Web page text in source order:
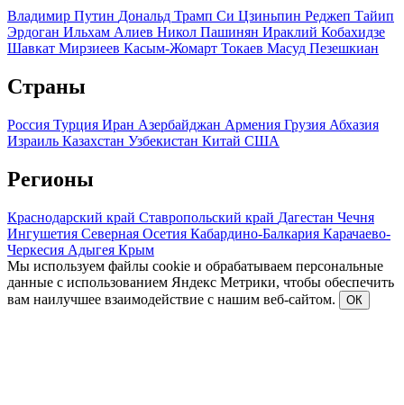
Владимир Путин Дональд Трамп Си Цзиньпин Реджеп Тайип
Эрдоган Ильхам Алиев Никол Пашинян Ираклий Кобахидзе
Шавкат Мирзиеев Касым-Жомарт Токаев Масуд Пезешкиан
Страны
Россия Турция Иран Азербайджан Армения Грузия Абхазия
Израиль Казахстан Узбекистан Китай США
Регионы
Краснодарский край Ставропольский край Дагестан Чечня
Ингушетия Северная Осетия Кабардино-Балкария Карачаево-
Черкесия Адыгея Крым
Мы используем файлы cookie и обрабатываем персональные
данные с использованием Яндекс Метрики, чтобы обеспечить
вам наилучшее взаимодействие с нашим веб-сайтом.
ОК